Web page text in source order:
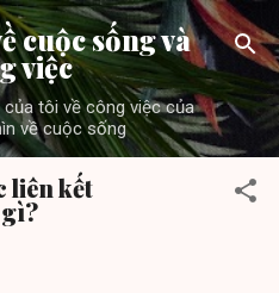
content
cuộc sống và
việc
tôi về công việc của
về cuộc sống
liên kết